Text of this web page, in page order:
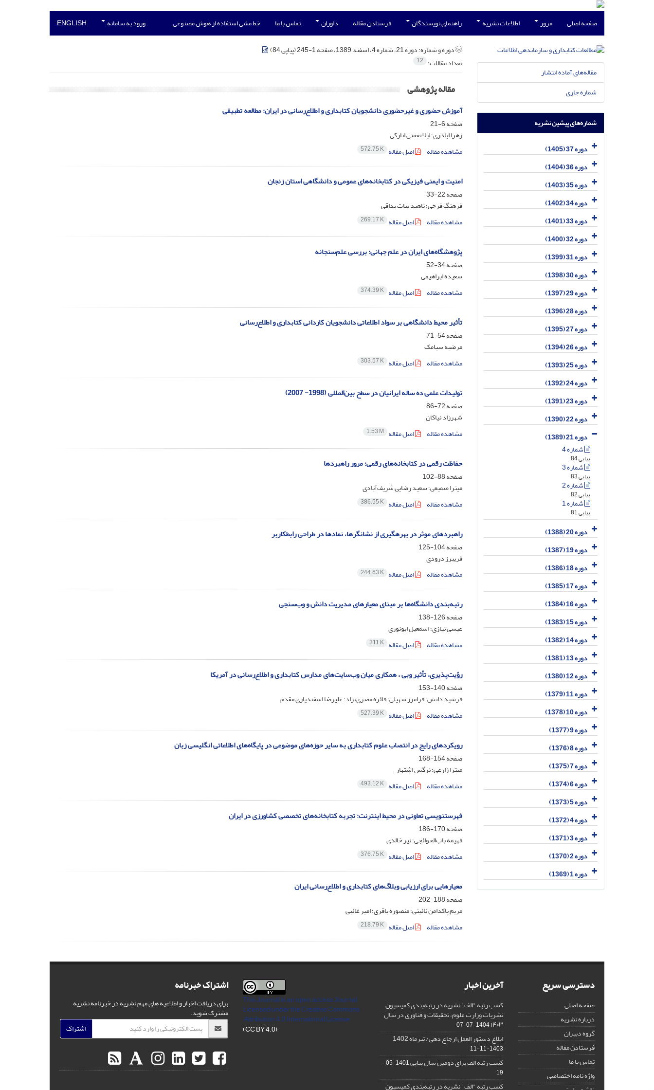
صفحه اصلی مرور اطلاعات نشریه راهنمای نویسندگان فرستادن مقاله داوران تماس با ما خط مشی استفاده از هوش مصنوعی ورود به سامانه ENGLISH
دوره و شماره:دوره 21، شماره 4، اسفند 1389، صفحه 1-245 (پیاپی 84)
تعداد مقالات: 12
مقاله پژوهشی
آموزش حضوری و غیرحضوری دانشجویان کتابداری و اطلاع‌رسانی در ایران: مطالعه تطبیقی
صفحه6-21
زهرا اباذری؛ لیلا نعمتی انارکی
مشاهده مقاله
اصل مقاله 572.75 K
امنیت و ایمنی فیزیکی در کتابخانه‌های عمومی و دانشگاهی استان زنجان
صفحه22-33
فرهنگ فرخی؛ ناهید بیات بداقی
مشاهده مقاله
اصل مقاله 269.17 K
پژوهشگاه‌های ایران در علم جهانی: بررسی علم‌سنجانه
صفحه34-52
سعیده ابراهیمی
مشاهده مقاله
اصل مقاله 374.39 K
تأثیر محیط دانشگاهی بر سواد اطلاعاتی دانشجویان کاردانی کتابداری و اطلاع‌رسانی
صفحه54-71
مرضیه سیامک
مشاهده مقاله
اصل مقاله 303.57 K
تولیدات علمی ده ساله ایرانیان در سطح بین‌المللی (1998- 2007)
صفحه72-86
شهرزاد نیاکان
مشاهده مقاله
اصل مقاله 1.53 M
حفاظت رقمی در کتابخانه‌های رقمی: مرور راهبردها
صفحه88-102
میترا صمیعی؛ سعید رضایی شریف‌آبادی
مشاهده مقاله
اصل مقاله 386.55 K
راهبردهای موثر در بهرهگیری از نشانگرها، نمادها در طراحی رابطکاربر
صفحه104-125
فریبرز درودی
مشاهده مقاله
اصل مقاله 244.63 K
رتبه‌بندی دانشگاه‌ها بر مبنای معیارهای مدیریت دانش و وب‌سنجی
صفحه126-138
عیسی نیازی؛ اسمعیل ابونوری
مشاهده مقاله
اصل مقاله 311 K
رؤیت‌پذیری، تأثیر وبی ، همکاری میان وب‌سایت‌های مدارس کتابداری و اطلاع‌رسانی در آمریکا
صفحه140-153
فرشید دانش؛ فرامرز سهیلی؛ فائزه مصری‌نژاد؛ علیرضا اسفندیاری مقدم
مشاهده مقاله
اصل مقاله 527.39 K
رویکردهای رایج در انتصاب علوم کتابداری به سایر حوزه‌های موضوعی در پایگاه‌های اطلاعاتی انگلیسی زبان
صفحه154-168
میترا زارعی؛ نرگس اشتهار
مشاهده مقاله
اصل مقاله 493.12 K
فهرستنویسی تعاونی در محیط اینترنت: تجربه کتابخانه‌های تخصصی کشاورزی در ایران
صفحه170-186
فهیمه باب‌الحوائجی؛ نیر خالدی
مشاهده مقاله
اصل مقاله 376.75 K
معیارهایی برای ارزیابی وبلاگ‌های کتابداری و اطلاع‌رسانی ایران
صفحه188-202
مریم پاکدامن نائینی؛ منصوره باقری؛ امیر غائبی
مشاهده مقاله
اصل مقاله 218.79 K
مقاله‌های آماده انتشار
شماره جاری
شماره‌های پیشین نشریه
دوره 37 (1405)
دوره 36 (1404)
دوره 35 (1403)
دوره 34 (1402)
دوره 33 (1401)
دوره 32 (1400)
دوره 31 (1399)
دوره 30 (1398)
دوره 29 (1397)
دوره 28 (1396)
دوره 27 (1395)
دوره 26 (1394)
دوره 25 (1393)
دوره 24 (1392)
دوره 23 (1391)
دوره 22 (1390)
دوره 21 (1389)
شماره 4
پیاپی 84
شماره 3
پیاپی 83
شماره 2
پیاپی 82
شماره 1
پیاپی 81
دوره 20 (1388)
دوره 19 (1387)
دوره 18 (1386)
دوره 17 (1385)
دوره 16 (1384)
دوره 15 (1383)
دوره 14 (1382)
دوره 13 (1381)
دوره 12 (1380)
دوره 11 (1379)
دوره 10 (1378)
دوره 9 (1377)
دوره 8 (1376)
دوره 7 (1375)
دوره 6 (1374)
دوره 5 (1373)
دوره 4 (1372)
دوره 3 (1371)
دوره 2 (1370)
دوره 1 (1369)
دسترسی سریع
صفحه اصلی
درباره نشریه
گروه دبیران
فرستادن مقاله
تماس با ما
واژه نامه اختصاصی
آخرین اخبار
کسب رتبه "الف" نشریه در رتبه‌بندی کمیسیون
نشریات وزارت علوم، تحقیقات و فناوری در سال
۱۴۰۳1404-07-07
ابلاغ دستور العمل ارجاع دهی/ تیرماه 1402
1403-11-11
کسب رتبه الف برای دومین سال پیاپی
1401-05-
19
کسب رتبه "الف" نشریه در رتبه‌بندی کمیسیون
This Journal is an open access Journal
Licensedunder the Creative Commons
Attribution 4.0 International License
(CC BY 4.0)
اشتراک خبرنامه
برای دریافت اخبار و اطلاعیه های مهم نشریه در خبرنامه نشریه
مشترک شوید.
اشتراک